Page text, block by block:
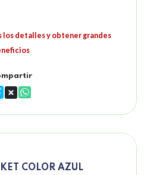
los detalles y obtener grandes
COLOR AZUL